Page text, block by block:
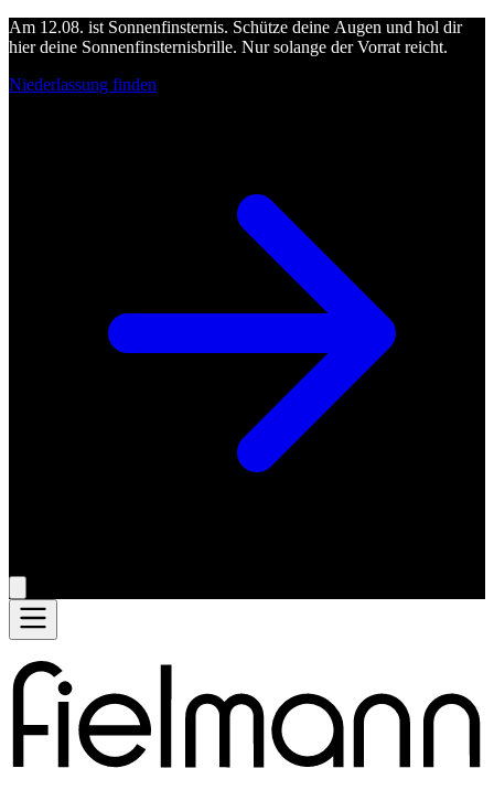
Am 12.08. ist Sonnenfinsternis. Schütze deine Augen und hol dir
hier deine Sonnenfinsternisbrille. Nur solange der Vorrat reicht.
Niederlassung finden